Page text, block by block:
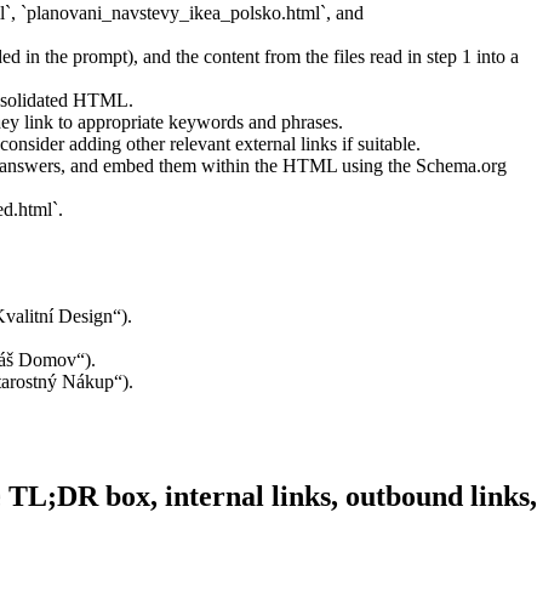
`planovani_navstevy_ikea_polsko.html`, and
the prompt), and the content from the files read in step 1 into a
HTML.
link to appropriate keywords and phrases.
adding other relevant external links if suitable.
and embed them within the HTML using the Schema.org
Design“).
Domov“).
Nákup“).
box, internal links, outbound links,